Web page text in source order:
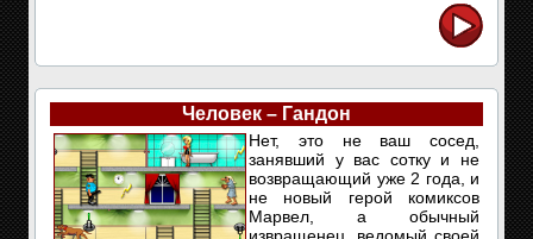
Человек – Гандон
Нет, это не ваш сосед,
занявший у вас сотку и не
возвращающий уже 2 года, и
не новый герой комиксов
Марвел, а обычный